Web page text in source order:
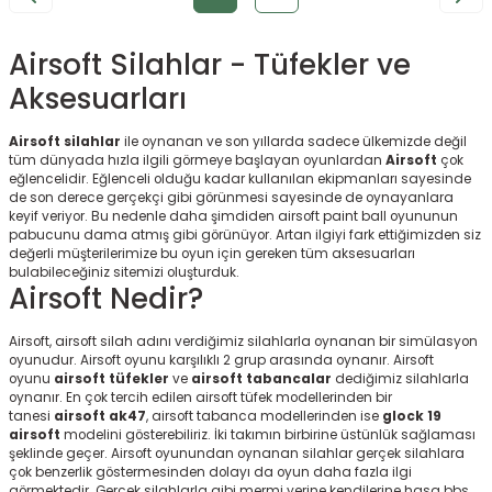
KARGO BEDAVA
KARGO BEDAVA
Airsoft Silahlar - Tüfekler ve
Aksesuarları
Airsoft silahlar ile oynanan ve son yıllarda sadece ülkemizde değil
tüm dünyada hızla ilgili görmeye başlayan oyunlardan Airsoft çok
eğlencelidir. Eğlenceli olduğu kadar kullanılan ekipmanları sayesinde
de son derece gerçekçi gibi görünmesi sayesinde de oynayanlara
keyif veriyor. Bu nedenle daha şimdiden airsoft paint ball oyununun
pabucunu dama atmış gibi görünüyor. Artan ilgiyi fark ettiğimizden siz
değerli müşterilerimize bu oyun için gereken tüm aksesuarları
bulabileceğiniz sitemizi oluşturduk.
Airsoft Nedir?
Airsoft, airsoft silah adını verdiğimiz silahlarla oynanan bir simülasyon
oyunudur. Airsoft oyunu karşılıklı 2 grup arasında oynanır. Airsoft
oyunu airsoft tüfekler ve airsoft tabancalar dediğimiz silahlarla
oynanır. En çok tercih edilen airsoft tüfek modellerinden bir
tanesi airsoft ak47, airsoft tabanca modellerinden ise glock 19
airsoft modelini gösterebiliriz. İki takımın birbirine üstünlük sağlaması
şeklinde geçer. Airsoft oyunundan oynanan silahlar gerçek silahlara
çok benzerlik göstermesinden dolayı da oyun daha fazla ilgi